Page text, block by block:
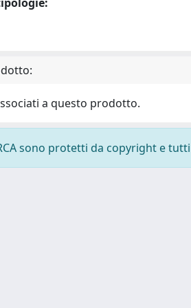
a questo prodotto.
sono protetti da copyright e